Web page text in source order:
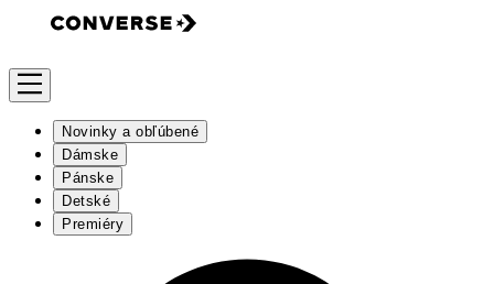
Novinky a obľúbené
Dámske
Pánske
Detské
Premiéry